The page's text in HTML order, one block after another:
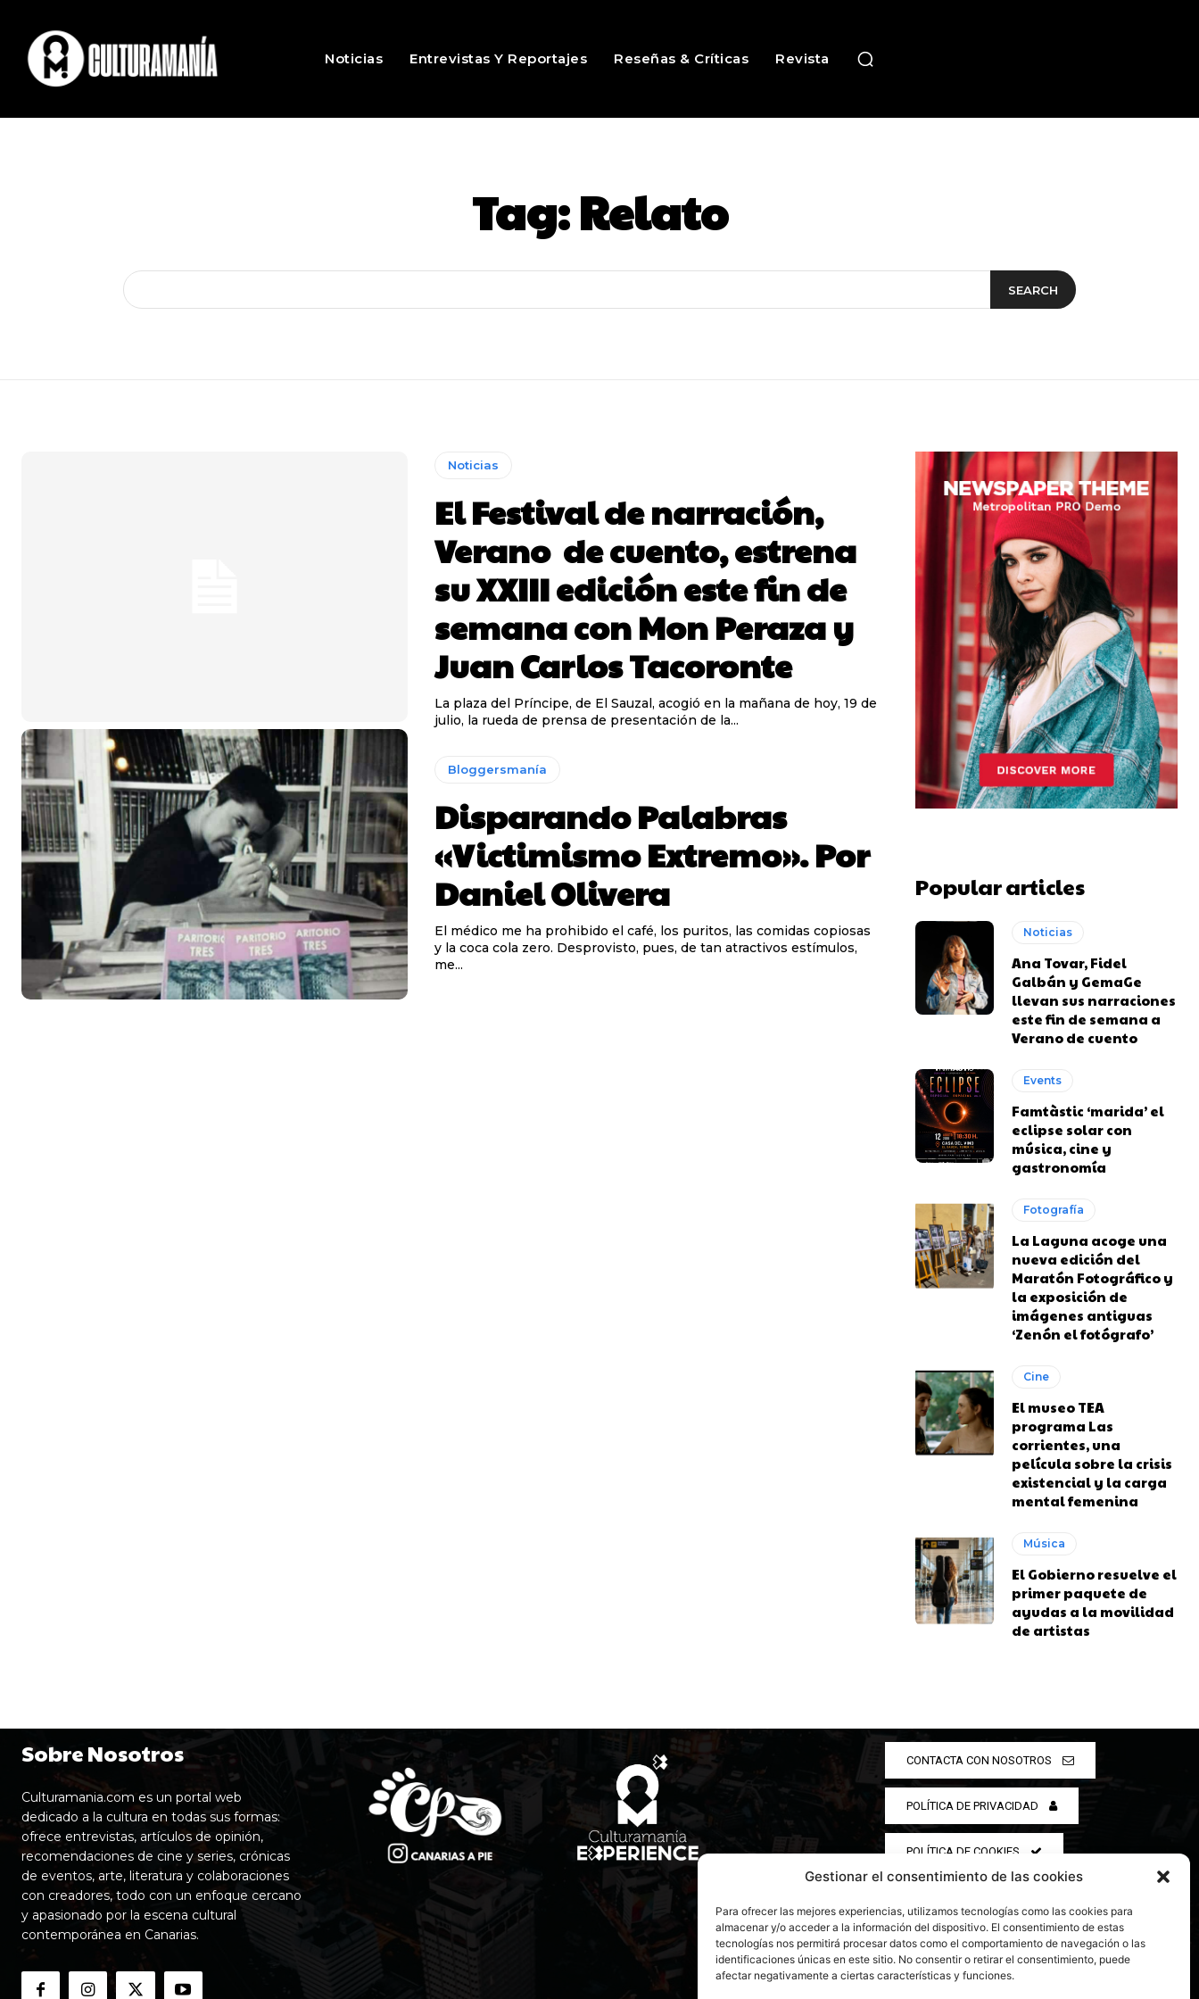
Gestionar el consentimiento de las cookies
Para ofrecer las mejores experiencias, utilizamos tecnologías como las cookies para
almacenar y/o acceder a la información del dispositivo. El consentimiento de estas
tecnologías nos permitirá procesar datos como el comportamiento de navegación o las
identificaciones únicas en este sitio. No consentir o retirar el consentimiento, puede
afectar negativamente a ciertas características y funciones.
Noticias Entrevistas Y Reportajes Reseñas & Críticas Revista
Tag:Relato
SEARCH
Noticias
El Festival de narración,
Verano de cuento, estrena
su XXIII edición este fin de
semana con Mon Peraza y
Juan Carlos Tacoronte
La plaza del Príncipe, de El Sauzal, acogió en la mañana de hoy, 19 de
julio, la rueda de prensa de presentación de la...
Bloggersmanía
Disparando Palabras
«Victimismo Extremo». Por
Daniel Olivera
El médico me ha prohibido el café, los puritos, las comidas copiosas
y la coca cola zero. Desprovisto, pues, de tan atractivos estímulos,
me...
Popular articles
Noticias
Ana Tovar, Fidel
Galbán y GemaGe
llevan sus narraciones
este fin de semana a
Verano de cuento
Events
Famtàstic ‘marida’ el
eclipse solar con
música, cine y
gastronomía
Fotografía
La Laguna acoge una
nueva edición del
Maratón Fotográfico y
la exposición de
imágenes antiguas
‘Zenón el fotógrafo’
Cine
El museo TEA
programa Las
corrientes, una
película sobre la crisis
existencial y la carga
mental femenina
Música
El Gobierno resuelve el
primer paquete de
ayudas a la movilidad
de artistas
Sobre Nosotros
Culturamania.com es un portal web
dedicado a la cultura en todas sus formas:
ofrece entrevistas, artículos de opinión,
recomendaciones de cine y series, crónicas
de eventos, arte, literatura y colaboraciones
con creadores, todo con un enfoque cercano
y apasionado por la escena cultural
contemporánea en Canarias.
CONTACTA CON NOSOTROS
POLÍTICA DE PRIVACIDAD
POLÍTICA DE COOKIES